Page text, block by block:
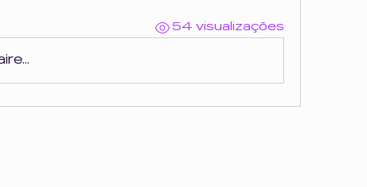
54 visualizações